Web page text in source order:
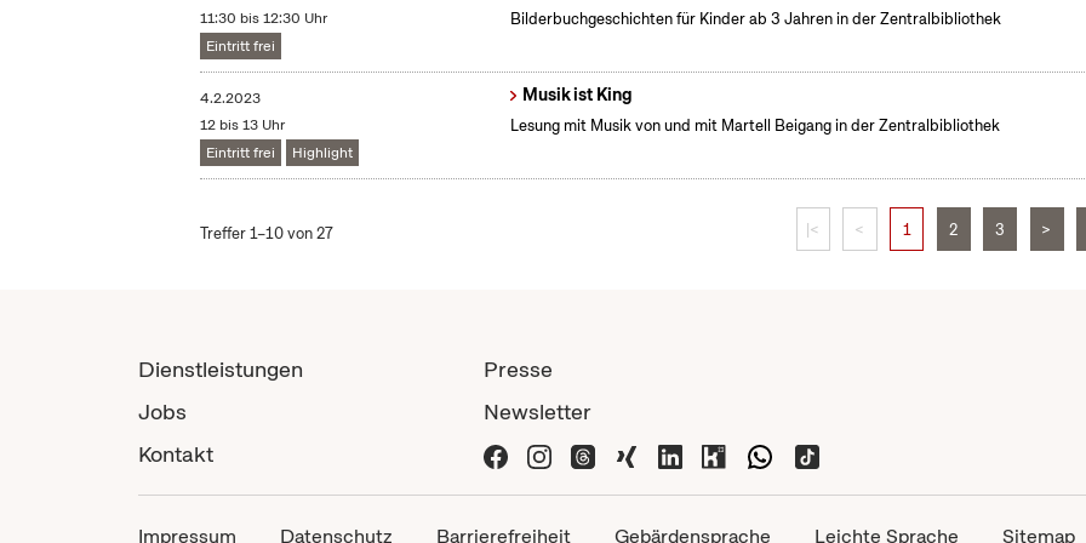
11:30 bis 12:30 Uhr
Eintritt frei
Bilderbuchgeschichten für Kinder ab 3 Jahren in der Zentralbibliothek
4.2.2023
12 bis 13 Uhr
Eintritt frei
Highlight
Musik ist King
Lesung mit Musik von und mit Martell Beigang in der Zentralbibliothek
Treffer 1–10 von 27 |< < 1 2 3 >
Dienstleistungen
Jobs
Kontakt
Presse
Newsletter
Impressum Datenschutz Barrierefreiheit Gebärdensprache Leichte Sprache Sitemap